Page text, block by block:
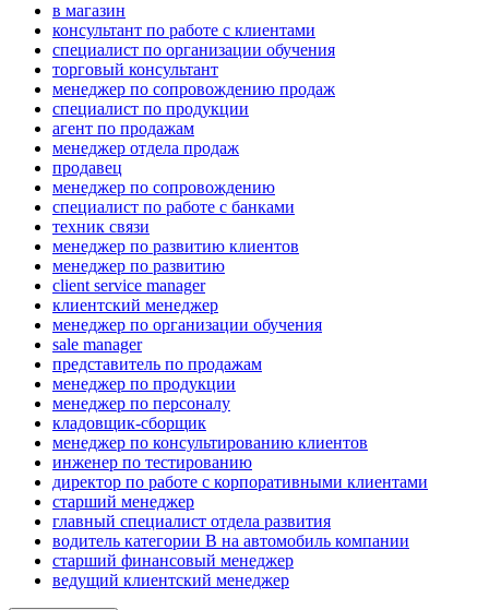
в магазин
консультант по работе с клиентами
специалист по организации обучения
торговый консультант
менеджер по сопровождению продаж
специалист по продукции
агент по продажам
менеджер отдела продаж
продавец
менеджер по сопровождению
специалист по работе с банками
техник связи
менеджер по развитию клиентов
менеджер по развитию
client service manager
клиентский менеджер
менеджер по организации обучения
sale manager
представитель по продажам
менеджер по продукции
менеджер по персоналу
кладовщик-сборщик
менеджер по консультированию клиентов
инженер по тестированию
директор по работе с корпоративными клиентами
старший менеджер
главный специалист отдела развития
водитель категории B на автомобиль компании
старший финансовый менеджер
ведущий клиентский менеджер